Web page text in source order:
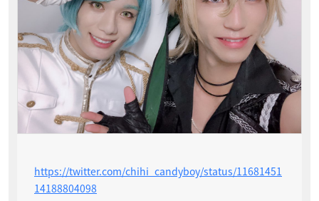
https://twitter.com/chihi_candyboy/status/11681451
14188804098